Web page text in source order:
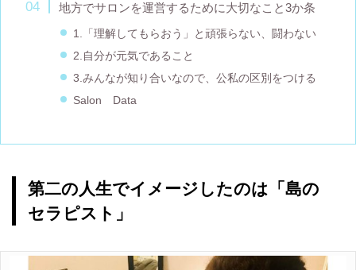
地方でサロンを運営するために大切なこと3か条
1.「理解してもらおう」と頑張らない、闘わない
2.自分が元気であること
3.みんなが知り合いなので、公私の区別をつける
Salon Data
第二の人生でイメージしたのは「島の
セラピスト」